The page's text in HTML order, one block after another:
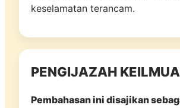
keselamatan terancam.
PENGIJAZAH
Pembahasan ini disajikan